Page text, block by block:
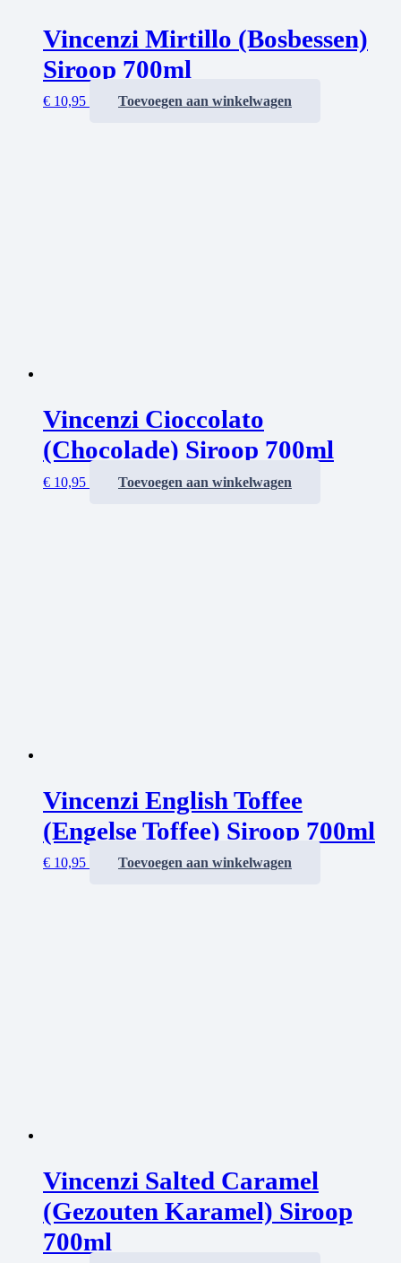
Vincenzi Mirtillo (Bosbessen)
Siroop 700ml
€ 10,95 Toevoegen aan winkelwagen
Vincenzi Cioccolato
(Chocolade) Siroop 700ml
€ 10,95 Toevoegen aan winkelwagen
Vincenzi English Toffee
(Engelse Toffee) Siroop 700ml
€ 10,95 Toevoegen aan winkelwagen
Vincenzi Salted Caramel
(Gezouten Karamel) Siroop
700ml